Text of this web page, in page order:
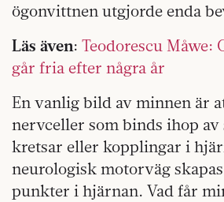
ögonvittnen utgjorde enda
Läs även: Teodorescu Måwe:
går fria efter några år
En vanlig bild av minnen är
nervceller som binds ihop
kretsar eller kopplingar i
neurologisk motorväg
punkter i hjärnan. Vad får